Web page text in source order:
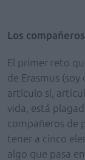
Los
El primer reto
de Erasmus
artículo sí,
vida, está
compañeros de
tener a cinco
algo que pasa